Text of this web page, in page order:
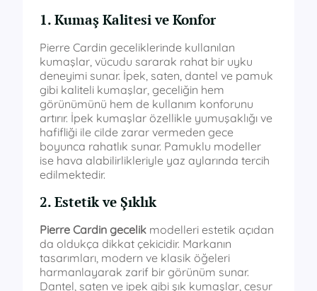
1. Kumaş Kalitesi ve Konfor
Pierre Cardin geceliklerinde kullanılan
kumaşlar, vücudu sararak rahat bir uyku
deneyimi sunar. İpek, saten, dantel ve pamuk
gibi kaliteli kumaşlar, geceliğin hem
görünümünü hem de kullanım konforunu
artırır. İpek kumaşlar özellikle yumuşaklığı ve
hafifliği ile cilde zarar vermeden gece
boyunca rahatlık sunar. Pamuklu modeller
ise hava alabilirlikleriyle yaz aylarında tercih
edilmektedir.
2. Estetik ve Şıklık
Pierre Cardin gecelik modelleri estetik açıdan
da oldukça dikkat çekicidir. Markanın
tasarımları, modern ve klasik öğeleri
harmanlayarak zarif bir görünüm sunar.
Dantel, saten ve ipek gibi şık kumaşlar, cesur